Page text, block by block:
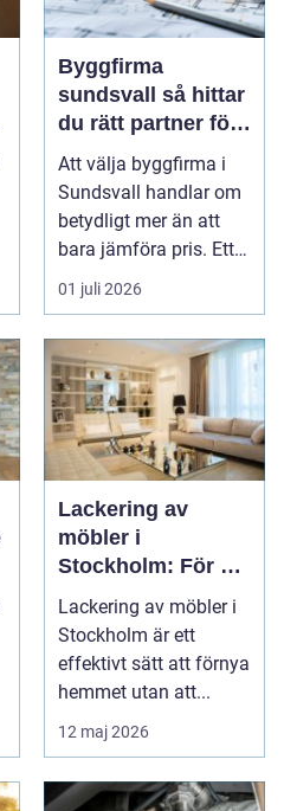
Byggfirma
sundsvall så hittar
du rätt partner för
ditt projekt
Att välja byggfirma i
Sundsvall handlar om
betydligt mer än att
bara jämföra pris. Ett
bygge påverka...
01 juli 2026
Lackering av
möbler i
Stockholm: För ett
hållbart och
snyggt hem
Lackering av möbler i
Stockholm är ett
effektivt sätt att förnya
hemmet utan att...
12 maj 2026